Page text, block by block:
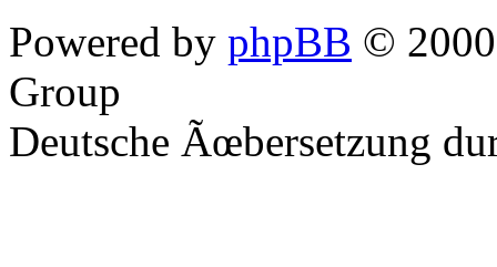
Powered by phpBB ©
Group
Deutsche Ãœbersetzung